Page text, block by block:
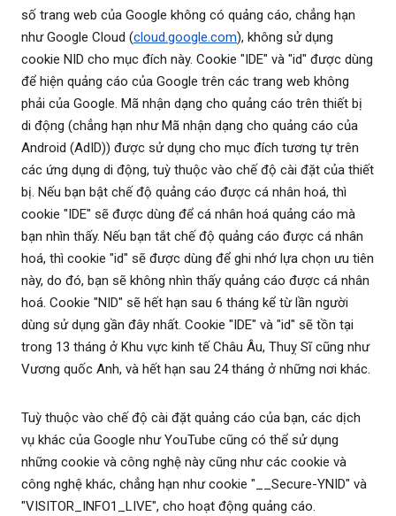
số trang web của Google không có quảng cáo, chẳng hạn
như Google Cloud (cloud.google.com), không sử dụng
cookie NID cho mục đích này. Cookie "IDE" và "id" được dùng
để hiện quảng cáo của Google trên các trang web không
phải của Google. Mã nhận dạng cho quảng cáo trên thiết bị
di động (chẳng hạn như Mã nhận dạng cho quảng cáo của
Android (AdID)) được sử dụng cho mục đích tương tự trên
các ứng dụng di động, tuỳ thuộc vào chế độ cài đặt của thiết
bị. Nếu bạn bật chế độ quảng cáo được cá nhân hoá, thì
cookie "IDE" sẽ được dùng để cá nhân hoá quảng cáo mà
bạn nhìn thấy. Nếu bạn tắt chế độ quảng cáo được cá nhân
hoá, thì cookie "id" sẽ được dùng để ghi nhớ lựa chọn ưu tiên
này, do đó, bạn sẽ không nhìn thấy quảng cáo được cá nhân
hoá. Cookie "NID" sẽ hết hạn sau 6 tháng kể từ lần người
dùng sử dụng gần đây nhất. Cookie "IDE" và "id" sẽ tồn tại
trong 13 tháng ở Khu vực kinh tế Châu Âu, Thuỵ Sĩ cũng như
Vương quốc Anh, và hết hạn sau 24 tháng ở những nơi khác.
Tuỳ thuộc vào chế độ cài đặt quảng cáo của bạn, các dịch
vụ khác của Google như YouTube cũng có thể sử dụng
những cookie và công nghệ này cũng như các cookie và
công nghệ khác, chẳng hạn như cookie "__Secure-YNID" và
"VISITOR_INFO1_LIVE", cho hoạt động quảng cáo.